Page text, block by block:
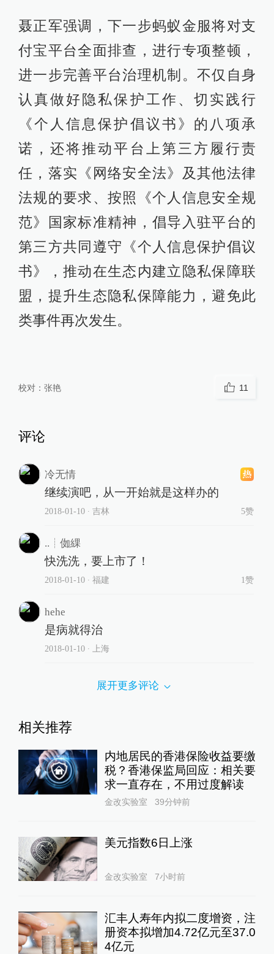
聂正军强调，下一步蚂蚁金服将对支
付宝平台全面排查，进行专项整顿，
进一步完善平台治理机制。不仅自身
认真做好隐私保护工作、切实践行
《个人信息保护倡议书》的八项承
诺，还将推动平台上第三方履行责
任，落实《网络安全法》及其他法律
法规的要求、按照《个人信息安全规
范》国家标准精神，倡导入驻平台的
第三方共同遵守《个人信息保护倡议
书》，推动在生态内建立隐私保障联
盟，提升生态隐私保障能力，避免此
类事件再次发生。
校对： 张艳 11
评论
冷无情
继续演吧，从一开始就是这样办的
2018-01-10∙ 吉林 5赞
..┊侞綶
快洗洗，要上市了！
2018-01-10∙ 福建 1赞
hehe
是病就得治
2018-01-10∙ 上海
展开更多评论
相关推荐
内地居民的香港保险收益要缴
税？香港保监局回应：相关要
求一直存在，不用过度解读
金改实验室 39分钟前
美元指数6日上涨
金改实验室 7小时前
汇丰人寿年内拟二度增资，注
册资本拟增加4.72亿元至37.0
4亿元